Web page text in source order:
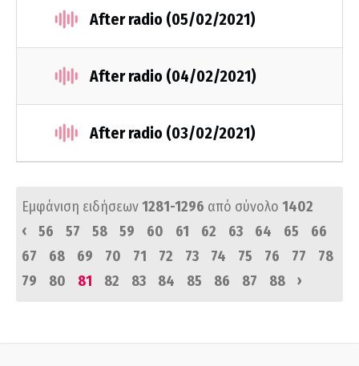
After radio (05/02/2021)
After radio (04/02/2021)
After radio (03/02/2021)
Εμφάνιση ειδήσεων1281-1296 από σύνολο 1402
‹
56 57 58 59 60 61 62 63 64 65
66
67
68 69 70 71 72 73 74 75 76 77
78
79
80 81 82 83 84 85 86 87 88 ›